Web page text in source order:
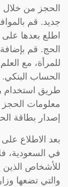
الحجز من خلال
جديد. قم
اطلع بعدها على
الحج. قم
للمرأة، مع
الحساب
طريق استخدام
معلومات
إصدار بطاقة
بعد الاطلاع
في السعودية،
للأشخاص الذين
والتي تضعها